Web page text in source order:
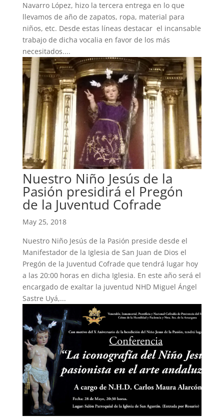
Navarro López, hizo la tercera entrega en lo que
llevamos de año de zapatos, ropa, material para
niños, etc. Desde estas líneas destacar el incansable
trabajo de dicha vocalia en favor de los más
necesitados....
Nuestro Niño Jesús de la
Pasión presidirá el Pregón
de la Juventud Cofrade
May 25, 2018
Nuestro Niño Jesús de la Pasión preside desde el
Manifestador de la Iglesia de San Juan de Dios el
Pregón de la Juventud Cofrade que tendrá lugar hoy
a las 20:00 horas en dicha Iglesia. En este año será el
encargado de exaltar la juventud NHD Miguel Ángel
Sastre Uyá,...